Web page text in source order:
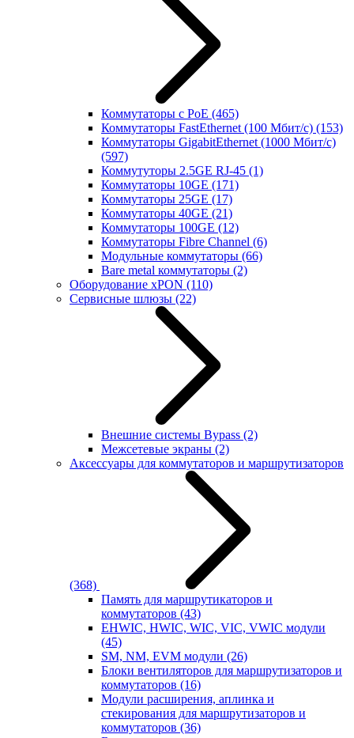
Коммутаторы с PoE (465)
Коммутаторы FastEthernet (100 Мбит/с) (153)
Коммутаторы GigabitEthernet (1000 Мбит/с)
(597)
Коммутуторы 2.5GE RJ-45 (1)
Коммутаторы 10GE (171)
Коммутаторы 25GE (17)
Коммутаторы 40GE (21)
Коммутаторы 100GE (12)
Коммутаторы Fibre Channel (6)
Модульные коммутаторы (66)
Bare metal коммутаторы (2)
Оборудование xPON (110)
Сервисные шлюзы (22)
Внешние системы Bypass (2)
Межсетевые экраны (2)
Аксессуары для коммутаторов и маршрутизаторов
(368)
Память для маршрутикаторов и
коммутаторов (43)
EHWIC, HWIC, WIC, VIC, VWIC модули
(45)
SM, NM, EVM модули (26)
Блоки вентиляторов для маршрутизаторов и
коммутаторов (16)
Модули расширения, аплинка и
стекирования для маршрутизаторов и
коммутаторов (36)